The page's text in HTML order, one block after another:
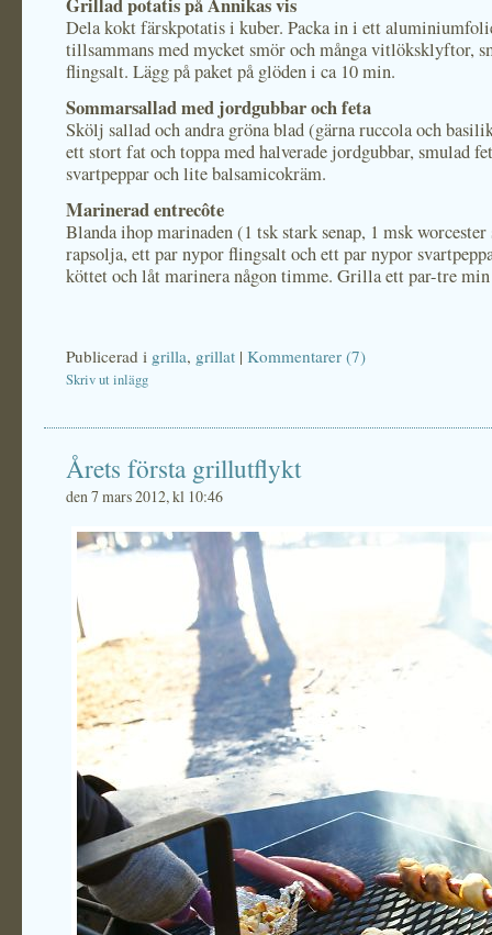
Grillad potatis på Annikas vis
Dela kokt färskpotatis i kuber. Packa in i ett
tillsammans med mycket smör och många vitlöksklyftor,
flingsalt. Lägg på paket på glöden i ca 10 min.
Sommarsallad med jordgubbar och feta
Skölj sallad och andra gröna blad (gärna ruccola och
ett stort fat och toppa med halverade jordgubbar, smulad
svartpeppar och lite balsamicokräm.
Marinerad entrecôte
Blanda ihop marinaden (1 tsk stark senap, 1 msk worcester
rapsolja, ett par nypor flingsalt och ett par nypor
köttet och låt marinera någon timme. Grilla ett par-tre min
Publicerad i grilla, grillat | Kommentarer (7)
Skriv ut inlägg
Årets första grillutflykt
den 7 mars 2012, kl 10:46